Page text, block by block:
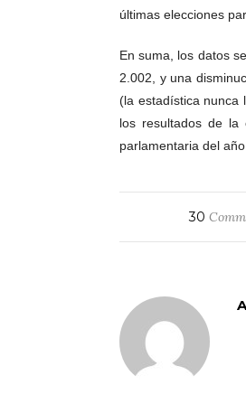
últimas elecciones
En suma, los datos
2.002, y una
(la estadística nunca
los resultados de
parlamentaria del año
30